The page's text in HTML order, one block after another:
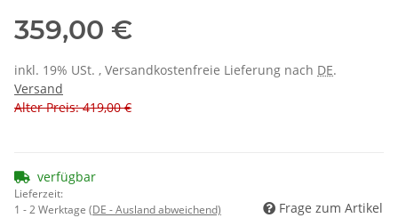
359,00 €
inkl. 19% USt. , Versandkostenfreie Lieferung nach DE.
Versand
Alter Preis: 419,00 €
verfügbar
Lieferzeit:
1 - 2 Werktage (DE - Ausland abweichend) Frage zum Artikel